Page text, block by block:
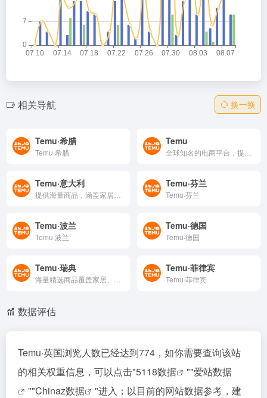
相关导航 换一换
Temu·希腊
Temu·希腊
Temu
Temu·意大利 Temu·芬兰
Temu·芬兰
Temu·波兰
Temu·波兰
Temu·德国
Temu·德国
Temu·瑞典 Temu·菲律宾
Temu·菲律宾
数据评估
Temu·英国浏览人数已经达到774，如你需要查询该站
的相关权重信息，可以点击"5118数据 ""爱站数据
""Chinaz数据
"进入；以目前的网站数据参考，建